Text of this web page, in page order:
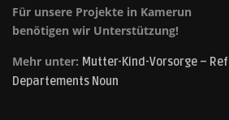
Für unsere Projekte in Kamerun
benötigen wir Unterstützung!
Mehr unter: Mutter-Kind-Vorsorge –
Departements Noun